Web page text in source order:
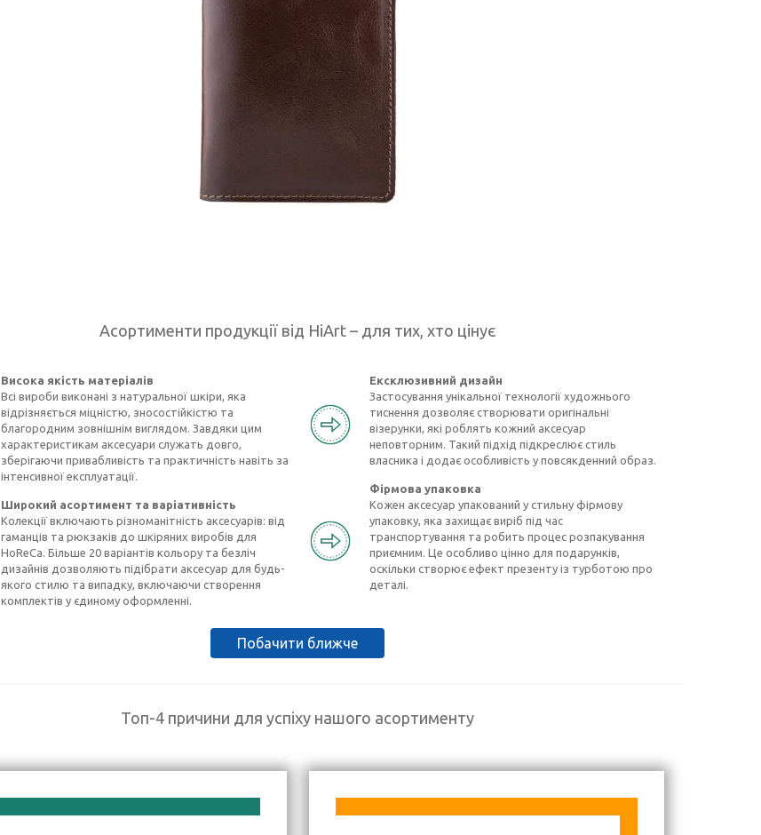
Асортименти продукції від HiArt – для тих, хто цінує
Висока якість матеріалів
Всі вироби виконані з натуральної шкіри, яка
відрізняється міцністю, зносостійкістю та
благородним зовнішнім виглядом. Завдяки цим
характеристикам аксесуари служать довго,
зберігаючи привабливість та практичність навіть за
інтенсивної експлуатації.
Широкий асортимент та варіативність
Колекції включають різноманітність аксесуарів: від
гаманців та рюкзаків до шкіряних виробів для
HoReCa. Більше 20 варіантів кольору та безліч
дизайнів дозволяють підібрати аксесуар для будь-
якого стилю та випадку, включаючи створення
комплектів у єдиному оформленні.
Ексклюзивний дизайн
Застосування унікальної технології художнього
тиснення дозволяє створювати оригінальні
візерунки, які роблять кожний аксесуар
неповторним. Такий підхід підкреслює стиль
власника і додає особливість у повсякденний образ.
Фірмова упаковка
Кожен аксесуар упакований у стильну фірмову
упаковку, яка захищає виріб під час
транспортування та робить процес розпакування
приємним. Це особливо цінно для подарунків,
оскільки створює ефект презенту із турботою про
деталі.
Побачити ближче
Топ-4 причини для успіху нашого асортименту